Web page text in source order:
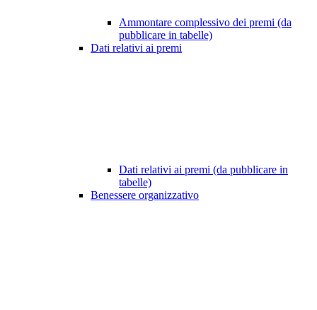
Ammontare complessivo dei premi (da
pubblicare in tabelle)
Dati relativi ai premi
Dati relativi ai premi (da pubblicare in
tabelle)
Benessere organizzativo